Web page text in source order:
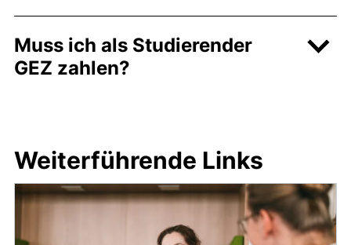
Muss ich als Studierender
GEZ zahlen?
Weiterführende Links